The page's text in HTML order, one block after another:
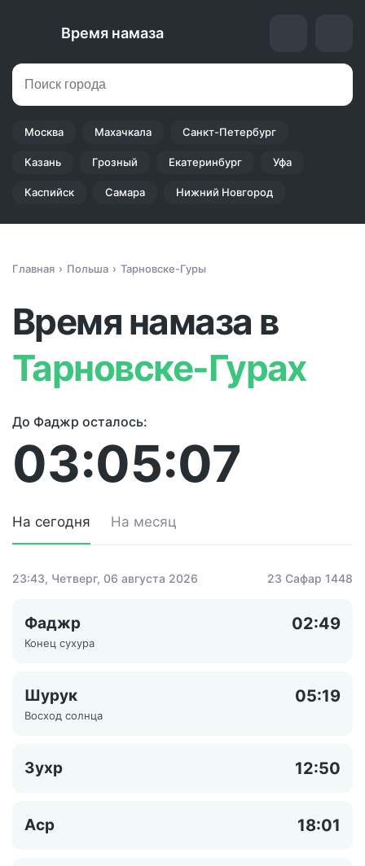
Время намаза
Москва Махачкала Санкт-Петербург
Казань Грозный Екатеринбург Уфа
Каспийск Самара Нижний Новгород
Главная Польша Тарновске-Гуры
Время намаза в
Тарновске-Гурах
До Фаджр осталось:
03:05:07
На сегодня На месяц
23:43, Четверг, 06 августа 2026 23 Сафар 1448
Фаджр 02:49
Конец сухура
Шурук 05:19
Восход солнца
Зухр 12:50
Аср 18:01